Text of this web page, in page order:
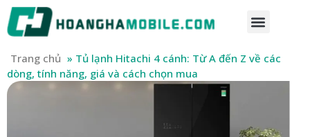
Trang chủ » Tủ lạnh Hitachi 4 cánh: Từ A đến Z về các
dòng, tính năng, giá và cách chọn mua